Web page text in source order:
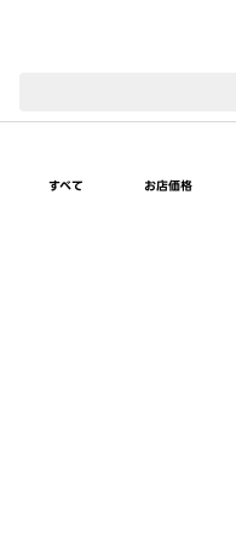
すべて お店価格